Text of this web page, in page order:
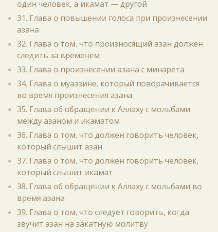
один человек, а икамат — другой
31. Глава о повышении голоса при произнесении
азана
32. Глава о том, что произносящий азан должен
следить за временем
33. Глава о произнесении азана с минарета
34. Глава о муаззине, который поворачивается
во время произнесения азана
35. Глава об обращении к Аллаху с мольбами
между азаном и икаматом
36. Глава о том, что должен говорить человек,
который слышит азан
37. Глава о том, что должен говорить человек,
который слышит икамат
38. Глава об обращении к Аллаху с мольбами во
время азана
39. Глава о том, что следует говорить, когда
звучит азан на закатную молитву